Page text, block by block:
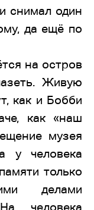
снимал один
да ещё по
на остров
Живую
как и Бобби
как «наш
музея
у человека
только
делами
человека